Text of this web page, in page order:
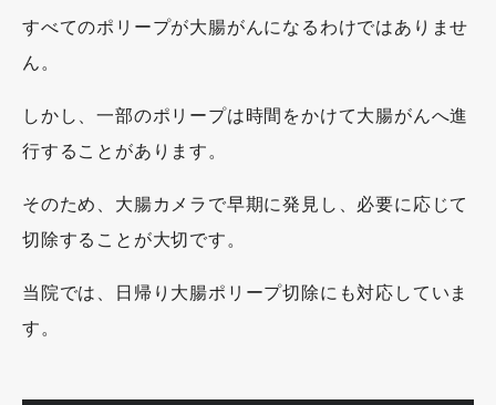
すべてのポリープが大腸がんになるわけではありませ
ん。
しかし、一部のポリープは時間をかけて大腸がんへ進
行することがあります。
そのため、大腸カメラで早期に発見し、必要に応じて
切除することが大切です。
当院では、日帰り大腸ポリープ切除にも対応していま
す。